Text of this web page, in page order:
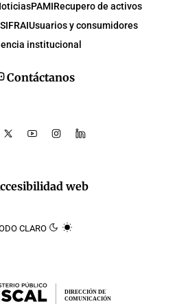
Contáctanos
web
CLARO
PAMIRecupero de activos
SIFRAIUsuarios y consumidores
institucional
DIRECCIÓN DE
COMUNICACIÓN